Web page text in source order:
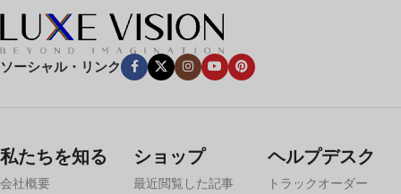
ソーシャル・リンク
私たちを知る
会社概要
ショップ
最近閲覧した記事
ヘルプデスク
トラックオーダー